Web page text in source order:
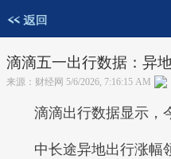
滴滴五一出行数据：异
来源：财经网 5/6/2026, 7:16:15 AM
滴滴出行数据显示，
中长途异地出行涨幅